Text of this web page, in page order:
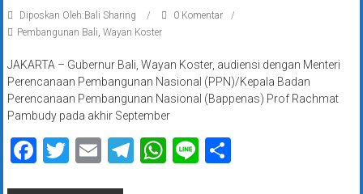
Diposkan Oleh:Bali Sharing
0 Komentar
Pembangunan Bali, Wayan Koster
JAKARTA – Gubernur Bali, Wayan Koster, audiensi dengan Menteri
Perencanaan Pembangunan Nasional (PPN)/Kepala Badan
Perencanaan Pembangunan Nasional (Bappenas) Prof Rachmat
Pambudy pada akhir September
Facebook
Twitter
EmailTelegram
WhatsApp
LineShare